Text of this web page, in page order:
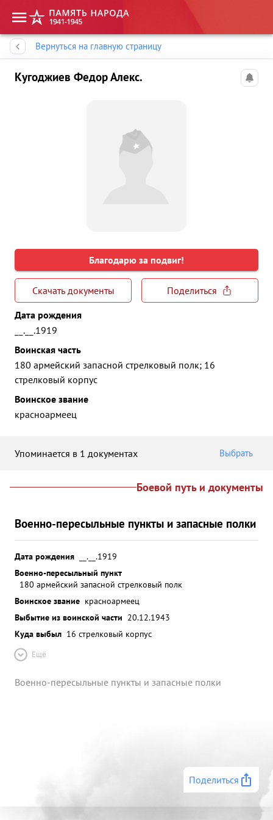
Вернуться на главную страницу
Кугоджиев Федор Алекс.
Благодарю за подвиг!
Скачать документы
Поделиться
Дата рождения
__.__.1919
Воинская часть
180 армейский запасной стрелковый полк; 16
стрелковый корпус
Воинское звание
красноармеец
Упоминается в 1 документах Выбрать
Боевой путь и документы
Военно-пересыльные пункты и запасные полки
Дата рождения
__.__.1919
Военно-пересыльный пункт
180 армейский запасной стрелковый полк
Воинское звание красноармеец
Выбытие из воинской части 20.12.1943
Куда выбыл 16 стрелковый корпус
Ещё
Военно-пересыльные пункты и запасные полки
Поделиться
Память народа